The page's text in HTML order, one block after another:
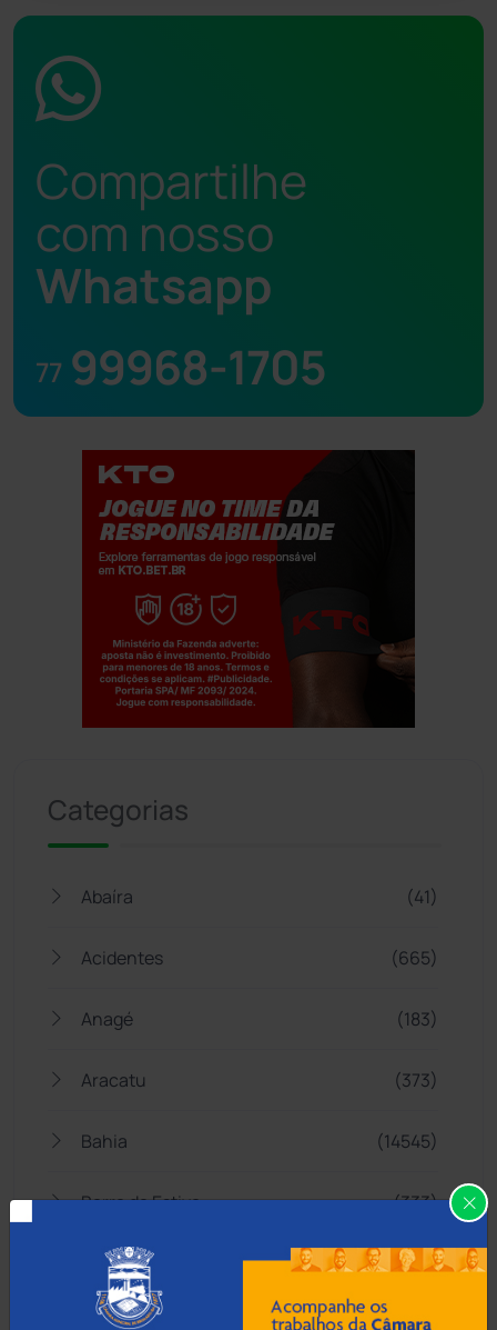
Compartilhe
com nosso
Whatsapp
77 99968-1705
Categorias
Abaíra (41)
Acidentes (665)
Anagé (183)
Aracatu (373)
Bahia (14545)
Barra da Estiva (333)
Barra do Choça (65)
Belo Campo (57)